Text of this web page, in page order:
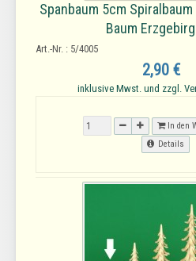
Spanbaum 5cm
Baum
Art.-Nr. : 5/4005
2,90 €
inklusive Mwst. und zzgl.
In den
Details